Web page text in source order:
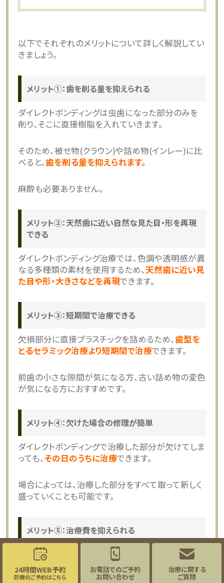
24時間WEB予約
診療のご予約はこちら
お電話でのご予約
お問い合わせ
治療に関する
ご質問
以下でそれぞれのメリットについて詳しく解説してい
きましょう。
メリット①：歯を削る量を抑えられる
ダイレクトボンディングは虫歯になった部分のみを
削り、そこに直接樹脂を入れていきます。
そのため、被せ物(クラウン)や詰め物(インレー)に比
べると、歯を削る量を抑えられます。
麻酔も必要ありません。
メリット②：天然歯に近い自然な見た目・形を再現
できる
ダイレクトボンディング治療では、色調や透明感が異
なる多種類の素材を使用するため、天然歯に近い見
た目や形・大きさなどを再現できます。
メリット③：短期間で治療できる
欠損部分に直接プラスチックを詰めるため、歯型を
とるセラミック治療より短期間で治療できます。
前歯の小さな隙間が気になる方、古い詰め物の変色
が気になる方におすすめです。
メリット④：欠けた場合の修理が簡単
ダイレクトボンディングで治療した部分が欠けてしま
っても、その日のうちに治療できます。
場合によっては、治療した部分をすべて取って新しく
盛っていくことも可能です。
メリット⑤：治療費を抑えられる
セラミック治療などほかの審美治療と比べて、費用
を抑えて治療することができます。